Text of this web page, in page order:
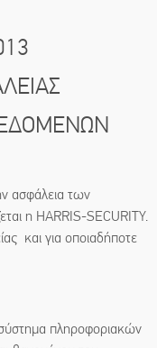
ασφάλεια των
η HARRIS-SECURITY.
και για οποιαδήποτε
πληροφοριακών